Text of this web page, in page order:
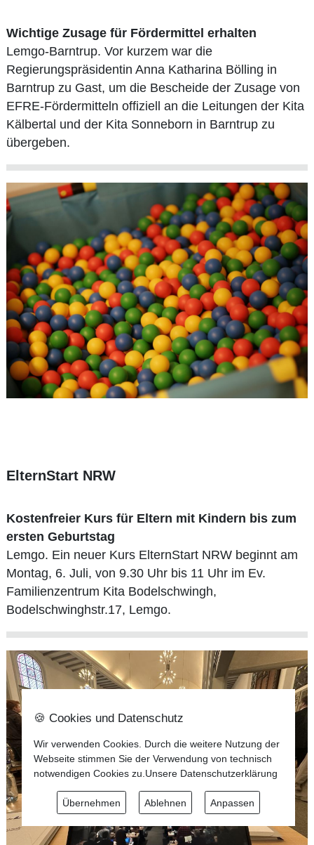
Wichtige Zusage für Fördermittel erhalten
Lemgo-Barntrup. Vor kurzem war die
Regierungspräsidentin Anna Katharina Bölling in
Barntrup zu Gast, um die Bescheide der Zusage von
EFRE-Fördermitteln offiziell an die Leitungen der Kita
Kälbertal und der Kita Sonneborn in Barntrup zu
übergeben.
ElternStart NRW
Kostenfreier Kurs für Eltern mit Kindern bis zum
ersten Geburtstag
Lemgo. Ein neuer Kurs ElternStart NRW beginnt am
Montag, 6. Juli, von 9.30 Uhr bis 11 Uhr im Ev.
Familienzentrum Kita Bodelschwingh,
Bodelschwinghstr.17, Lemgo.
🍪 Cookies und Datenschutz
Wir verwenden Cookies. Durch die weitere Nutzung der
Webseite stimmen Sie der Verwendung von technisch
notwendigen Cookies zu.Unsere Datenschutzerklärung
Übernehmen Ablehnen Anpassen